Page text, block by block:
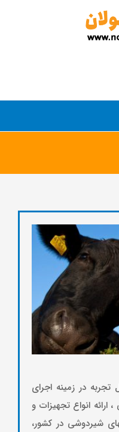
با بیش از 25 سال تجربه در زمینه اجرای
انواع تجهیزات و
شیردوشی در کشور،